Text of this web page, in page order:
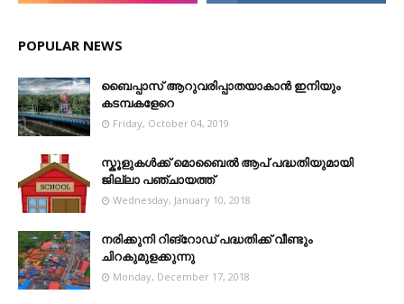
POPULAR NEWS
ബൈപ്പാസ് ആറുവരിപ്പാതയാകാൻ ഇനിയും
കടമ്പകളേറെ
Friday, October 04, 2019
സ്കൂളുകൾക്ക് മൊബൈൽ ആപ് പദ്ധതിയുമായി
ജില്ലാ പഞ്ചായത്ത്
Wednesday, January 10, 2018
നരിക്കുനി റിങ്റോഡ് പദ്ധതിക്ക് വീണ്ടും
ചിറകുമുളക്കുന്നു
Monday, December 17, 2018